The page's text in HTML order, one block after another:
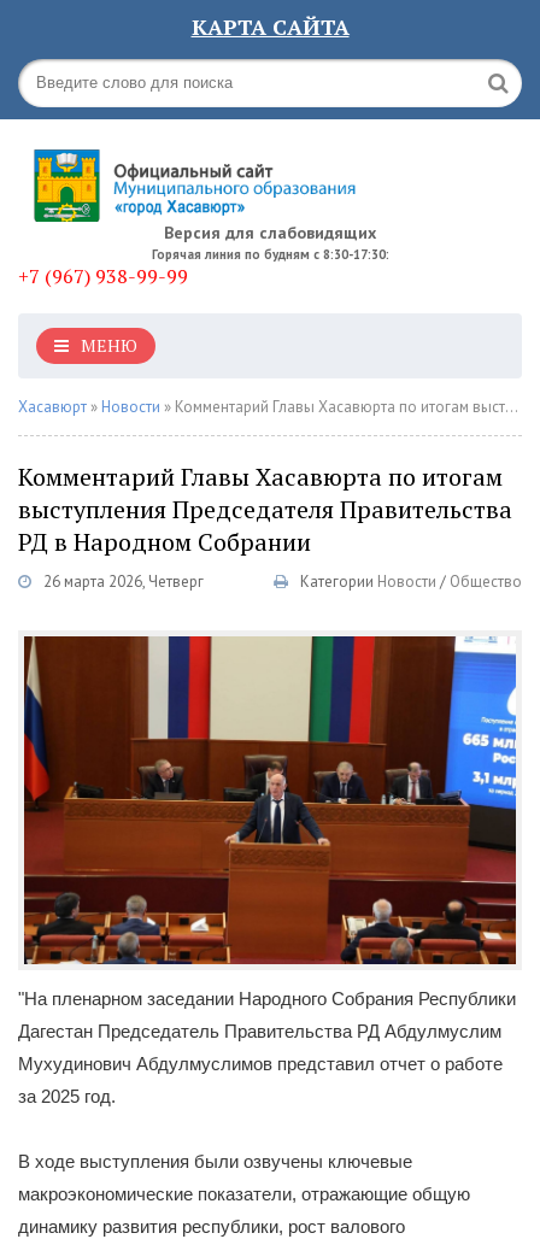
КАРТА САЙТА
Версия для слабовидящих
Горячая линия по будням с 8:30-17:30:
+7 (967) 938-99-99
МЕНЮ
Хасавюрт » Новости » Комментарий Главы Хасавюрта по итогам выступления Председателя Правительства РД в Народном Собрании
Комментарий Главы Хасавюрта по итогам
выступления Председателя Правительства
РД в Народном Собрании
26 марта 2026, Четверг Категории Новости / Общество
"На пленарном заседании Народного Собрания Республики
Дагестан Председатель Правительства РД Абдулмуслим
Мухудинович Абдулмуслимов представил отчет о работе
за 2025 год.
В ходе выступления были озвучены ключевые
макроэкономические показатели, отражающие общую
динамику развития республики, рост валового